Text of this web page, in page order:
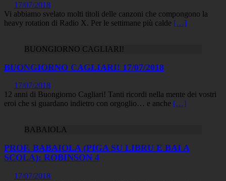
17/07/2018
Vi abbiamo svelato molti titoli delle canzoni che compongono la
heavy rotation di Radio X. Per le settimane più calde […]
BUONGIORNO CAGLIARI!
BUONGIORNO CAGLIARI! 17/07/2018
17/07/2018
12 anni di Buongiorno Cagliari! Tanti ricordi nella mente dei vostri
eroi che si guardano indietro con orgoglio… e anche […]
BABAIOLA
PROF. BABAIOLA (PIGA SU LIBRU E BAI A
SCOLA): ROBINSON 4
17/07/2018